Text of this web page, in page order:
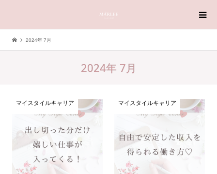
2024年 7月
2024年 7月
マイスタイルキャリア マイスタイルキャリア